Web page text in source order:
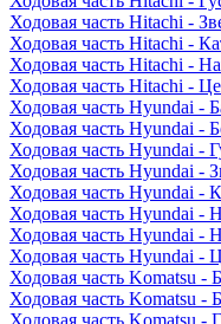
Ходовая часть Hitachi -
Ходовая часть Hitachi -
Ходовая часть Hitachi -
Ходовая часть Hitachi -
Ходовая часть Hyundai -
Ходовая часть Hyundai -
Ходовая часть Hyundai -
Ходовая часть Hyundai -
Ходовая часть Hyundai -
Ходовая часть Hyundai -
Ходовая часть Hyundai -
Ходовая часть Hyundai -
Ходовая часть Komatsu -
Ходовая часть Komatsu -
Ходовая часть Komatsu -